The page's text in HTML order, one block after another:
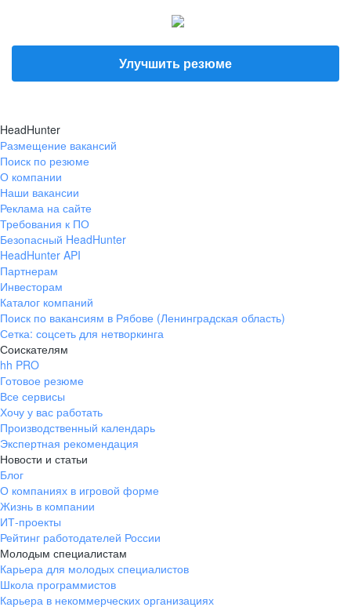
Улучшить резюме
HeadHunter
Размещение вакансий
Поиск по резюме
О компании
Наши вакансии
Реклама на сайте
Требования к ПО
Безопасный HeadHunter
HeadHunter API
Партнерам
Инвесторам
Каталог компаний
Поиск по вакансиям в Рябове (Ленинградская область)
Сетка: соцсеть для нетворкинга
Соискателям
hh PRO
Готовое резюме
Все сервисы
Хочу у вас работать
Производственный календарь
Экспертная рекомендация
Новости и статьи
Блог
О компаниях в игровой форме
Жизнь в компании
ИТ-проекты
Рейтинг работодателей России
Молодым специалистам
Карьера для молодых специалистов
Школа программистов
Карьера в некоммерческих организациях